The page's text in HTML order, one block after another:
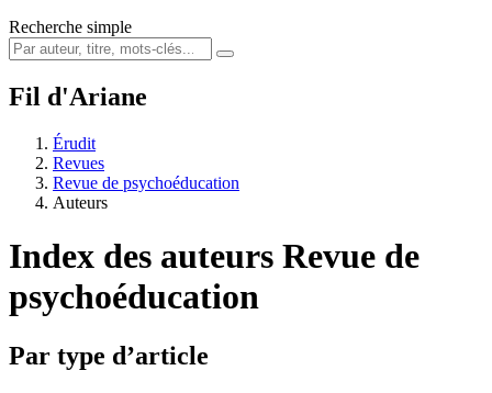
Recherche simple
Fil d'Ariane
Érudit
Revues
Revue de psychoéducation
Auteurs
Index des auteurs Revue de
psychoéducation
Par type d’article